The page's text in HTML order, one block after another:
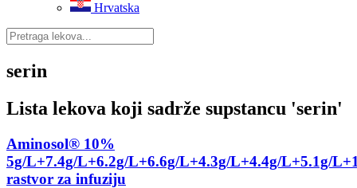
Hrvatska
serin
Lista lekova koji sadrže supstancu 'serin'
Aminosol® 10%
5g/L+7.4g/L+6.2g/L+6.6g/L+4.3g/L+4.4g/L+5.1g/
rastvor za infuziju